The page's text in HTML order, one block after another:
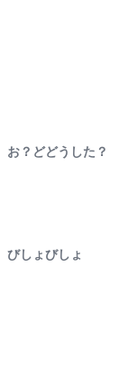
お？どどうした？
びしょびしょ